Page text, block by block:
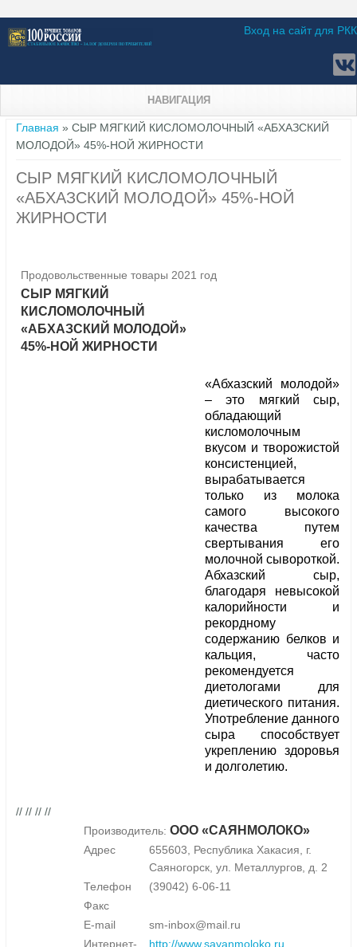
Вход на сайт для РКК
НАВИГАЦИЯ
Вы здесь
Главная » СЫР МЯГКИЙ КИСЛОМОЛОЧНЫЙ «АБХАЗСКИЙ
МОЛОДОЙ» 45%-НОЙ ЖИРНОСТИ
СЫР МЯГКИЙ КИСЛОМОЛОЧНЫЙ
«АБХАЗСКИЙ МОЛОДОЙ» 45%-НОЙ
ЖИРНОСТИ
Продовольственные товары 2021 год
СЫР МЯГКИЙ
КИСЛОМОЛОЧНЫЙ
«АБХАЗСКИЙ МОЛОДОЙ»
45%-НОЙ ЖИРНОСТИ
«Абхазский молодой»
– это мягкий сыр,
обладающий
кисломолочным
вкусом и творожистой
консистенцией,
вырабатывается
только из молока
самого высокого
качества путем
свертывания его
молочной сывороткой.
Абхазский сыр,
благодаря невысокой
калорийности и
рекордному
содержанию белков и
кальция, часто
рекомендуется
диетологами для
диетического питания.
Употребление данного
сыра способствует
укреплению здоровья
и долголетию.
// // // //
Производитель: ООО «САЯНМОЛОКО»
Адрес
655603, Республика Хакасия, г.
Саяногорск, ул. Металлургов, д. 2
Телефон
(39042) 6-06-11
Факс
E-mail
sm-inbox@mail.ru
Интернет-
http://www.sayanmoloko.ru